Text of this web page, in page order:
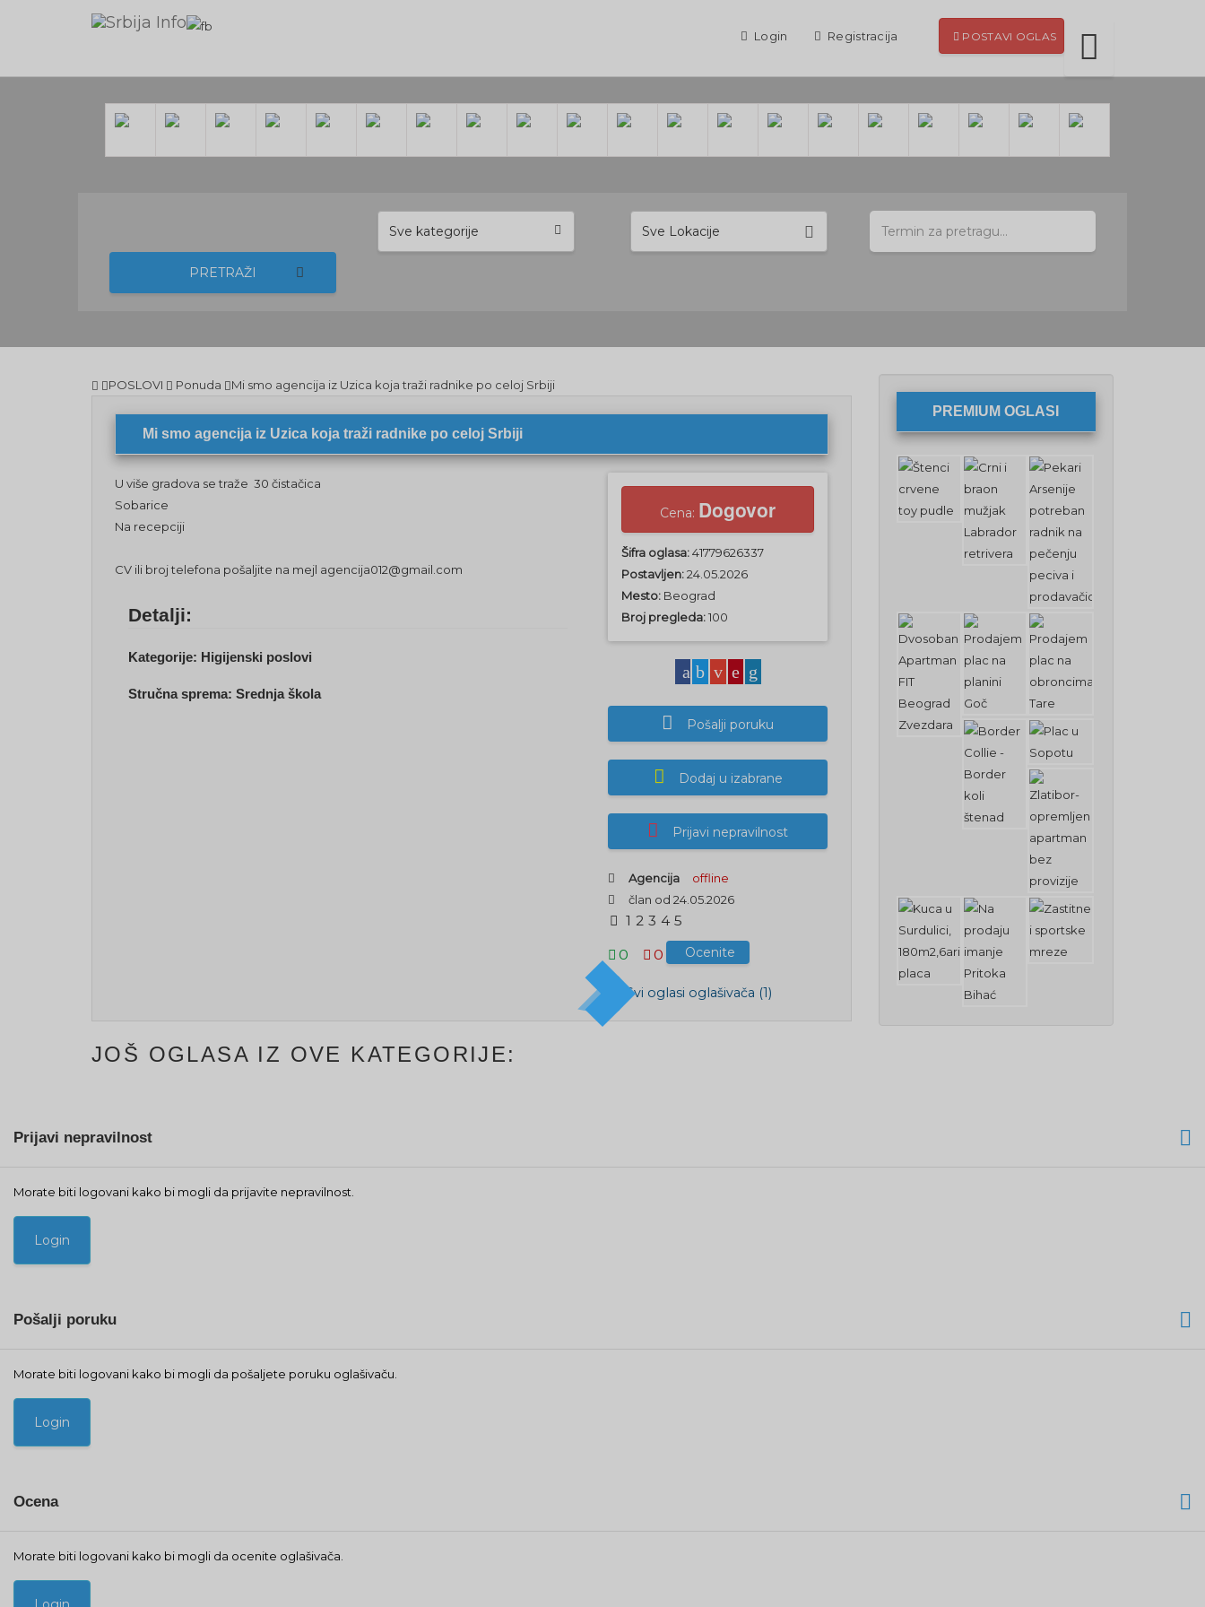
Login Registracija POSTAVI OGLAS
Sve kategorije Sve Lokacije
PRETRAŽI
POSLOVI Ponuda Mi smo agencija iz Uzica koja traži radnike po celoj Srbiji
Mi smo agencija iz Uzica koja traži radnike po celoj Srbiji
U više gradova se traže 30 čistačica
Sobarice
Na recepciji
​​​CV ili broj telefona pošaljite na mejl agencija012@gmail.com
Detalji:
Kategorije: Higijenski poslovi
Stručna sprema: Srednja škola
Cena: Dogovor
Šifra oglasa:41779626337
Postavljen:24.05.2026
Mesto: Beograd
Broj pregleda:100
Pošalji poruku
Dodaj u izabrane
Prijavi nepravilnost
Agencija
offline
član od 24.05.2026
1 2 3 4 5
0 0 Ocenite
Svi oglasi oglašivača (1)
JOŠ OGLASA IZ OVE KATEGORIJE:
PREMIUM OGLASI
Prijavi nepravilnost
Morate biti logovani kako bi mogli da prijavite nepravilnost.
Pošalji poruku
Morate biti logovani kako bi mogli da pošaljete poruku oglašivaču.
Ocena
Morate biti logovani kako bi mogli da ocenite oglašivača.